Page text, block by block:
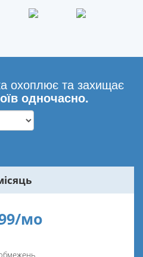
охоплює та захищає
одночасно.
мо